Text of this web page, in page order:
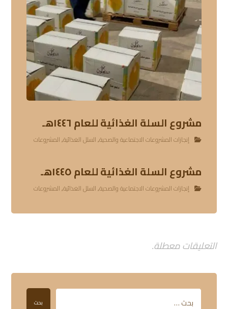
مشروع السلة الغذائية للعام ١٤٤٦هـ
إنجازات المشروعات الاجتماعية والصحية,السلل الغذائية,المشروعات
مشروع السلة الغذائية للعام ١٤٤٥هـ
إنجازات المشروعات الاجتماعية والصحية,السلل الغذائية,المشروعات
التعليقات معطلة.
بحث